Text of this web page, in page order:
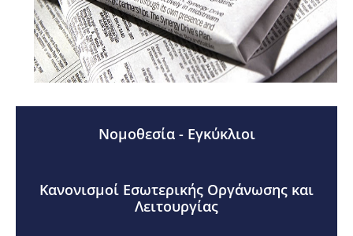
Νομοθεσία - Εγκύκλιοι
Κανονισμοί Εσωτερικής Οργάνωσης και
Λειτουργίας